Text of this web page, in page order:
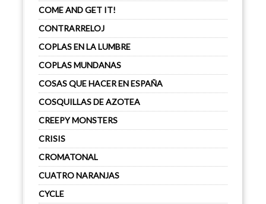
COME AND GET IT!
CONTRARRELOJ
COPLAS EN LA LUMBRE
COPLAS MUNDANAS
COSAS QUE HACER EN ESPAÑA
COSQUILLAS DE AZOTEA
CREEPY MONSTERS
CRISIS
CROMATONAL
CUATRO NARANJAS
CYCLE